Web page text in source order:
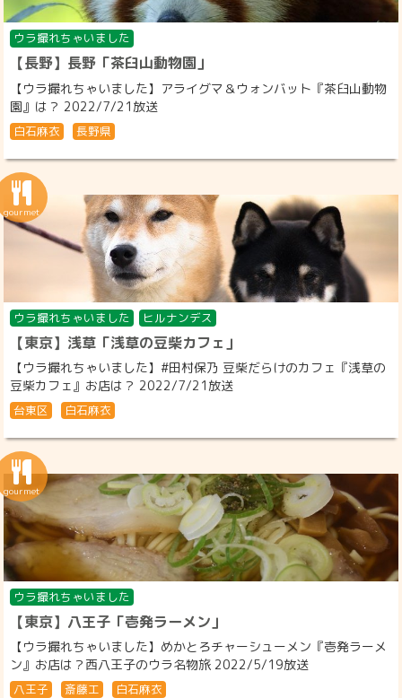
ウラ撮れちゃいました
【長野】長野「茶臼山動物園」
【ウラ撮れちゃいました】アライグマ＆ウォンバット『茶臼山動物
園』は？ 2022/7/21放送
白石麻衣 長野県
ウラ撮れちゃいました ヒルナンデス
【東京】浅草「浅草の豆柴カフェ」
【ウラ撮れちゃいました】#田村保乃 豆柴だらけのカフェ『浅草の
豆柴カフェ』お店は？ 2022/7/21放送
台東区 白石麻衣
ウラ撮れちゃいました
【東京】八王子「壱発ラーメン」
【ウラ撮れちゃいました】めかとろチャーシューメン『壱発ラーメ
ン』お店は？西八王子のウラ名物旅 2022/5/19放送
八王子 斎藤工 白石麻衣